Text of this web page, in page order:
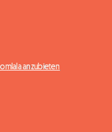
anzubieten